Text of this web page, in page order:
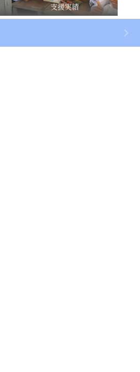
支援実績